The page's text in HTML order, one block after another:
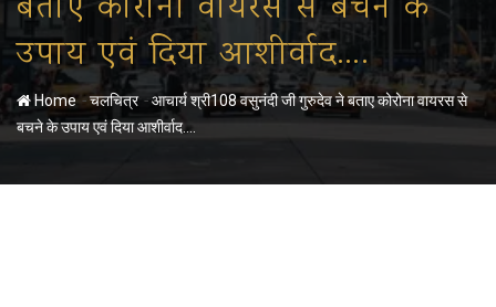
उपाय एवं दिया आशीर्वाद….
Home-चलचित्र-आचार्य श्री108 वसुनंदी जी गुरुदेव ने बताए कोरोना वायरस से
बचने के उपाय एवं दिया आशीर्वाद….